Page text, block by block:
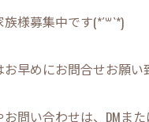
様募集中です(*´꒳`*)
早めにお問合せお願い
問い合わせは、DMま